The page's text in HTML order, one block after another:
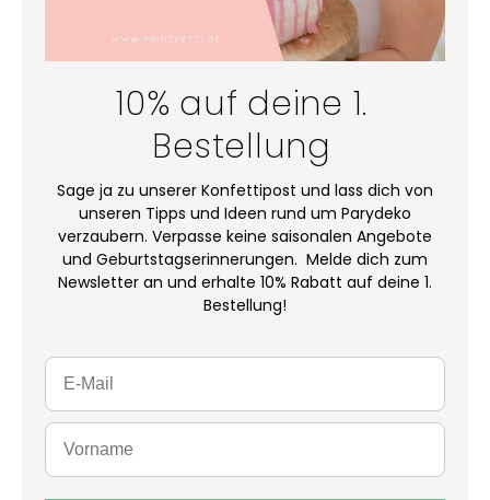
10% auf deine 1.
Bestellung
Sage ja zu unserer Konfettipost und lass dich von
unseren Tipps und Ideen rund um Parydeko
verzaubern. Verpasse keine saisonalen Angebote
und Geburtstagserinnerungen. Melde dich zum
Newsletter an und erhalte 10% Rabatt auf deine 1.
Bestellung!